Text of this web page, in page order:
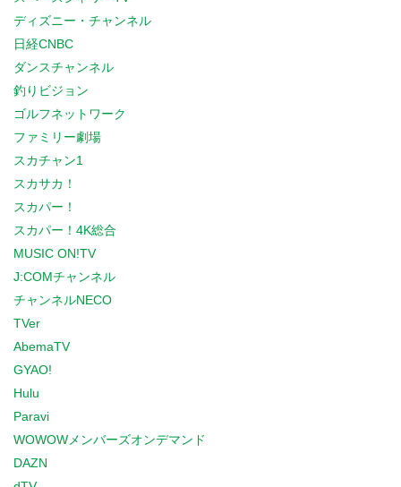
ディズニー・チャンネル
日経CNBC
ダンスチャンネル
釣りビジョン
ゴルフネットワーク
ファミリー劇場
スカチャン1
スカサカ！
スカパー！
スカパー！4K総合
MUSIC ON!TV
J:COMチャンネル
チャンネルNECO
TVer
AbemaTV
GYAO!
Hulu
Paravi
WOWOWメンバーズオンデマンド
DAZN